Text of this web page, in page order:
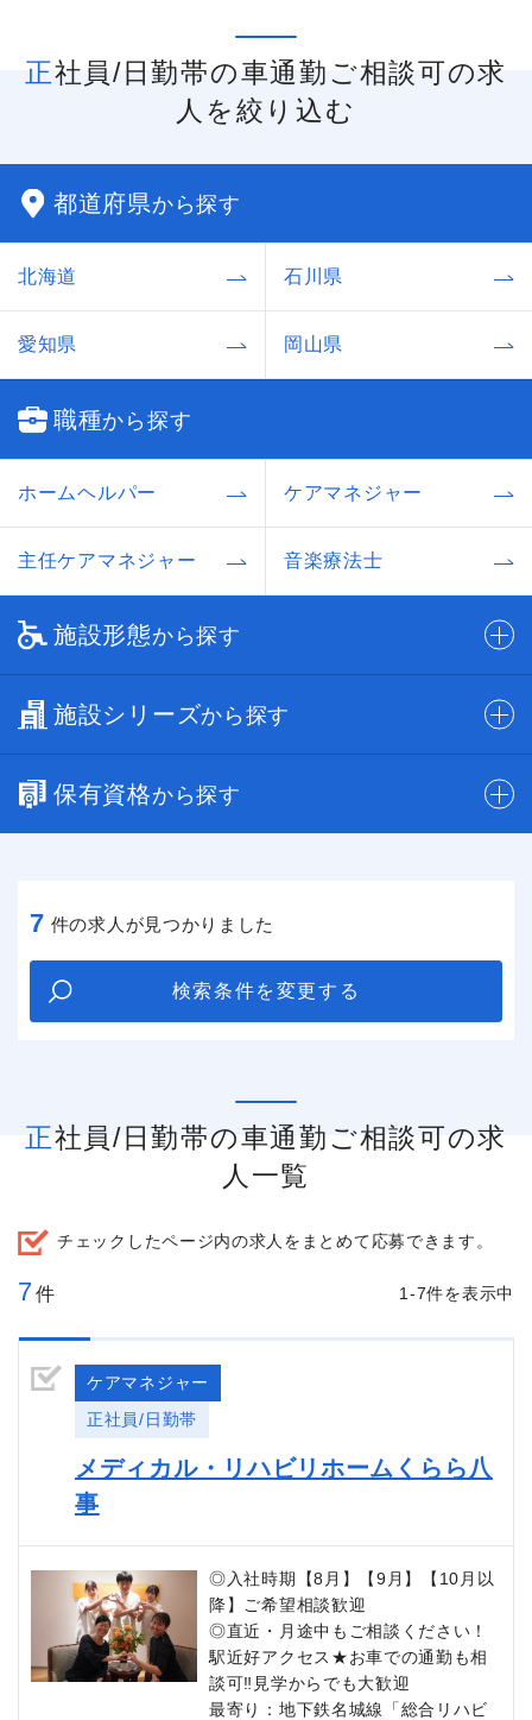
正社員/日勤帯の車通勤ご相談可の求
人を絞り込む
都道府県から探す
北海道 石川県
愛知県 岡山県
職種から探す
ホームヘルパー ケアマネジャー
主任ケアマネジャー 音楽療法士
施設形態から探す
施設シリーズから探す
保有資格から探す
7 件の求人が見つかりました
検索条件を変更する
正社員/日勤帯の車通勤ご相談可の求
人一覧
チェックしたページ内の求人をまとめて応募できます。
7件 1-7件を表示中
ケアマネジャー
正社員/日勤帯
メディカル・リハビリホームくらら八
事
◎入社時期【8月】【9月】【10月以
降】ご希望相談歓迎
◎直近・月途中もご相談ください！
駅近好アクセス★お車での通勤も相
談可‼見学からでも大歓迎
最寄り：地下鉄名城線「総合リハビ